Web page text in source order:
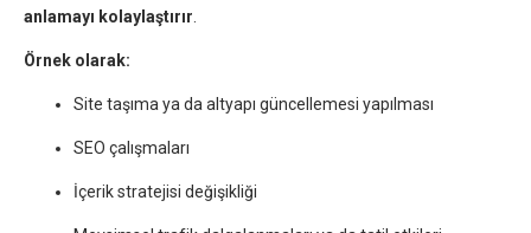
anlamayı kolaylaştırır
Örnek olarak:
Site taşıma ya da altyapı güncellemesi yapılması
SEO çalışmaları
İçerik stratejisi değişikliği